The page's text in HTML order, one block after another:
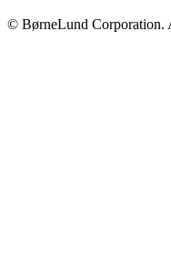
© BørneLund Corporation.